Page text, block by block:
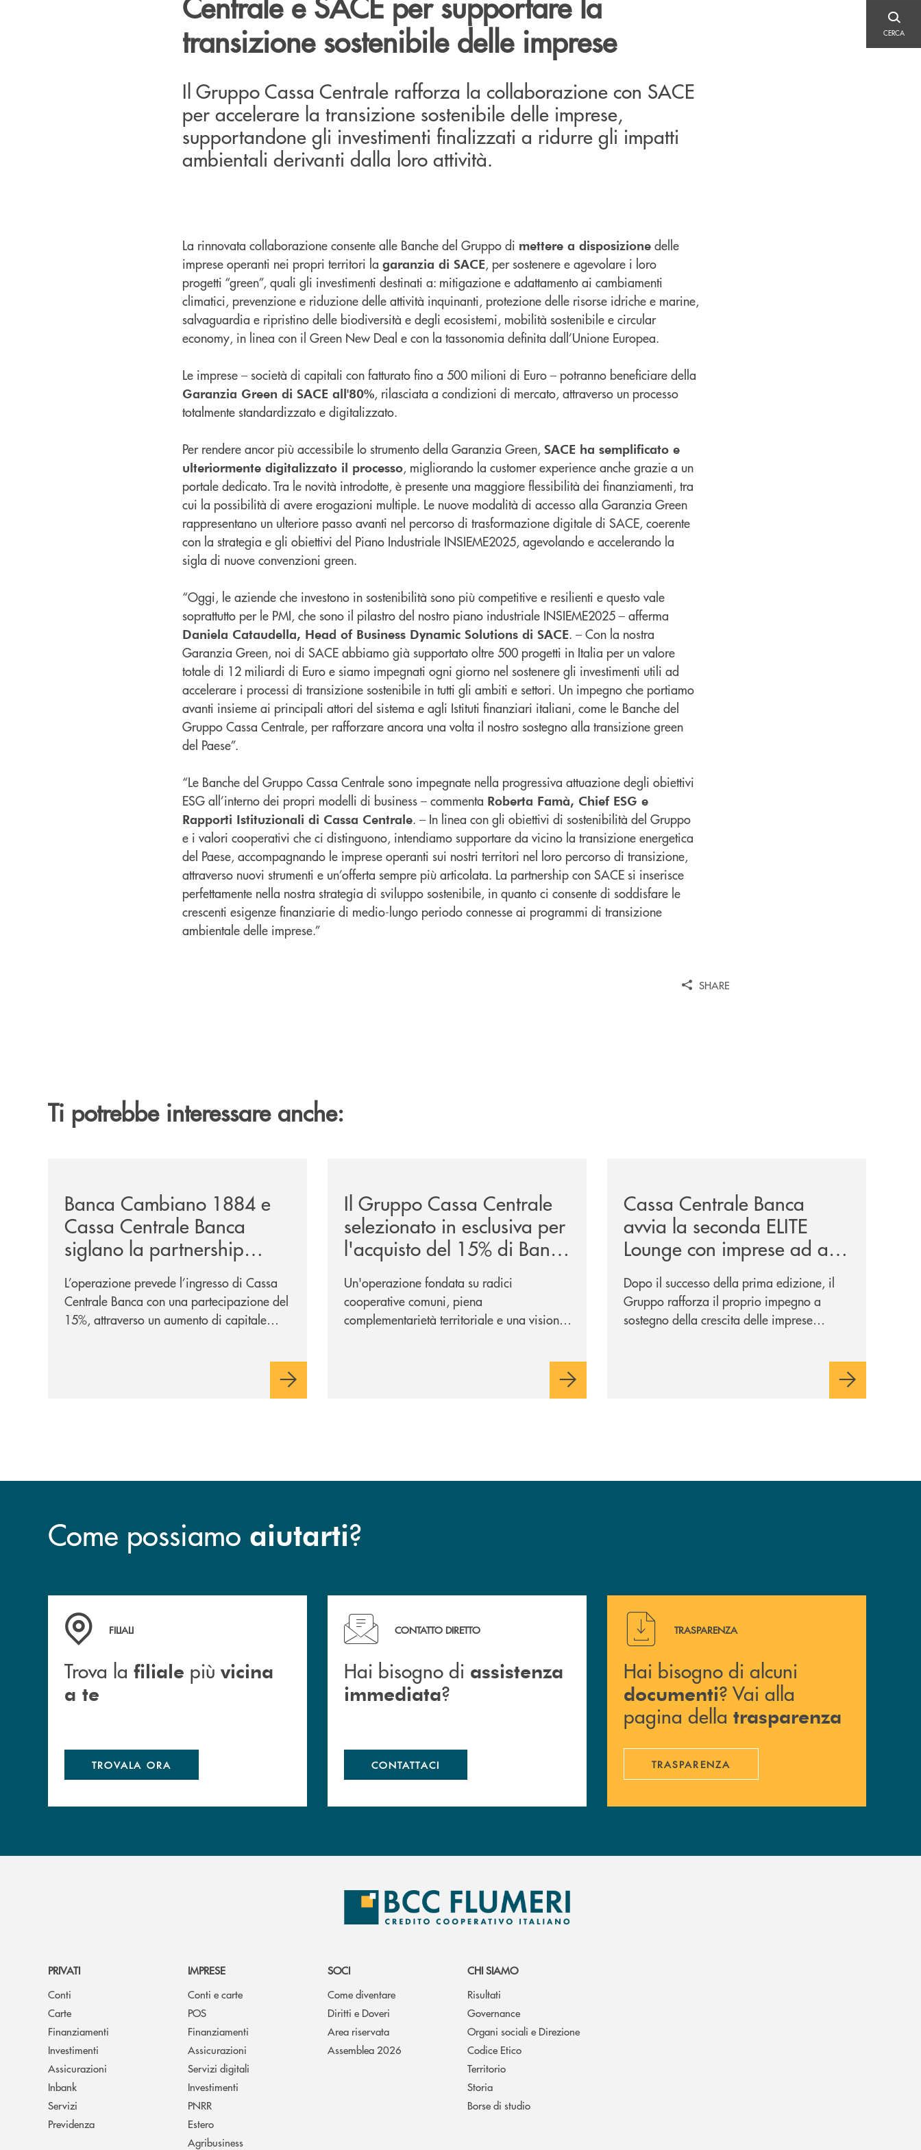
CERCA
transizione sostenibile delle imprese
Il Gruppo Cassa Centrale rafforza la collaborazione con SACE
per accelerare la transizione sostenibile delle imprese,
supportandone gli investimenti finalizzati a ridurre gli impatti
ambientali derivanti dalla loro attività.
La rinnovata collaborazione consente alle Banche del Gruppo di mettere a disposizione delle
imprese operanti nei propri territori la garanzia di SACE, per sostenere e agevolare i loro
progetti “green”, quali gli investimenti destinati a: mitigazione e adattamento ai cambiamenti
climatici, prevenzione e riduzione delle attività inquinanti, protezione delle risorse idriche e marine,
salvaguardia e ripristino delle biodiversità e degli ecosistemi, mobilità sostenibile e circular
economy, in linea con il Green New Deal e con la tassonomia definita dall’Unione Europea.
Le imprese – società di capitali con fatturato fino a 500 milioni di Euro – potranno beneficiare della
Garanzia Green di SACE all'80%, rilasciata a condizioni di mercato, attraverso un processo
totalmente standardizzato e digitalizzato.
Per rendere ancor più accessibile lo strumento della Garanzia Green, SACE ha semplificato e
ulteriormente digitalizzato il processo, migliorando la customer experience anche grazie a un
portale dedicato. Tra le novità introdotte, è presente una maggiore flessibilità dei finanziamenti, tra
cui la possibilità di avere erogazioni multiple. Le nuove modalità di accesso alla Garanzia Green
rappresentano un ulteriore passo avanti nel percorso di trasformazione digitale di SACE, coerente
con la strategia e gli obiettivi del Piano Industriale INSIEME2025, agevolando e accelerando la
sigla di nuove convenzioni green.
“Oggi, le aziende che investono in sostenibilità sono più competitive e resilienti e questo vale
soprattutto per le PMI, che sono il pilastro del nostro piano industriale INSIEME2025 – afferma
Daniela Cataudella, Head of Business Dynamic Solutions di SACE. – Con la nostra
Garanzia Green, noi di SACE abbiamo già supportato oltre 500 progetti in Italia per un valore
totale di 12 miliardi di Euro e siamo impegnati ogni giorno nel sostenere gli investimenti utili ad
accelerare i processi di transizione sostenibile in tutti gli ambiti e settori. Un impegno che portiamo
avanti insieme ai principali attori del sistema e agli Istituti finanziari italiani, come le Banche del
Gruppo Cassa Centrale, per rafforzare ancora una volta il nostro sostegno alla transizione green
del Paese”.
“Le Banche del Gruppo Cassa Centrale sono impegnate nella progressiva attuazione degli obiettivi
ESG all’interno dei propri modelli di business – commenta Roberta Famà, Chief ESG e
Rapporti Istituzionali di Cassa Centrale. – In linea con gli obiettivi di sostenibilità del Gruppo
e i valori cooperativi che ci distinguono, intendiamo supportare da vicino la transizione energetica
del Paese, accompagnando le imprese operanti sui nostri territori nel loro percorso di transizione,
attraverso nuovi strumenti e un’offerta sempre più articolata. La partnership con SACE si inserisce
perfettamente nella nostra strategia di sviluppo sostenibile, in quanto ci consente di soddisfare le
crescenti esigenze finanziarie di medio-lungo periodo connesse ai programmi di transizione
ambientale delle imprese.”
SHARE
Ti potrebbe interessare anche:
Banca Cambiano 1884 e
Cassa Centrale Banca
siglano la partnership
strategica
L’operazione prevede l’ingresso di Cassa
Centrale Banca con una partecipazione del
15%, attraverso un aumento di capitale
sulla condivisione di valori comuni e sulla
prossimità ai territori, per ampliare l’offerta
Il Gruppo Cassa Centrale
selezionato in esclusiva per
l'acquisto del 15% di Banca
Cambiano 1884
Un'operazione fondata su radici
cooperative comuni, piena
complementarietà territoriale e una visione
Cassa Centrale Banca
avvia la seconda ELITE
Lounge con imprese ad alto
potenziale
Dopo il successo della prima edizione, il
Gruppo rafforza il proprio impegno a
sostegno della crescita delle imprese
Come possiamo aiutarti?
Trova la filiale più vicina a te
FILIALI
Trova la filiale più vicina
a te
TROVALA ORA
Hai bisogno di assistenza immediata ?
CONTATTO DIRETTO
Hai bisogno di assistenza
immediata?
CONTATTACI
Hai bisogno di alcuni documenti ? Vai alla pagina della
TRASPARENZA
Hai bisogno di alcuni
documenti? Vai alla
pagina della trasparenza
TRASPARENZA
PRIVATI
Conti
Carte
Finanziamenti
Investimenti
Assicurazioni
Inbank
Servizi
Previdenza
IMPRESE
Conti e carte
POS
Finanziamenti
Assicurazioni
Servizi digitali
Investimenti
PNRR
Estero
Agribusiness
SOCI
Come diventare
Diritti e Doveri
Area riservata
Assemblea 2026
CHI SIAMO
Risultati
Governance
Organi sociali e Direzione
Codice Etico
Territorio
Storia
Borse di studio